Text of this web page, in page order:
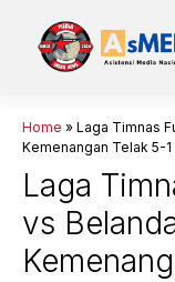
Home » Laga Timnas
Kemenangan Telak 5-1
Laga
vs